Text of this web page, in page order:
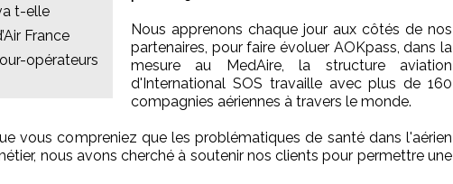
t-elle
France
opérateurs
Nous apprenons chaque jour aux côtés de nos
partenaires, pour faire évoluer AOKpass, dans la
mesure au MedAire, la structure aviation
d'International SOS travaille avec plus de 160
compagnies aériennes à travers le monde.
vous compreniez que les problématiques de santé dans l'aérien
nous avons cherché à soutenir nos clients pour permettre une